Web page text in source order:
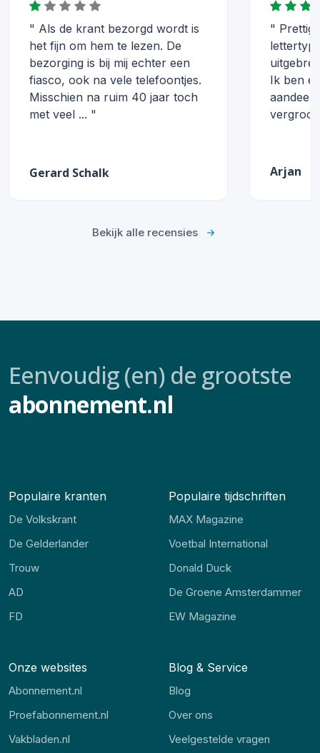
" Als de krant bezorgd wordt is
het fijn om hem te lezen. De
bezorging is bij mij echter een
fiasco, ook na vele telefoontjes.
Misschien na ruim 40 jaar toch
met veel ... "
Gerard Schalk
"
Ik ben
aandeel
Arjan
Bekijk alle recensies
Eenvoudig (en) de grootste
abonnement.nl
Populaire kranten
De Volkskrant
De Gelderlander
Trouw
AD
FD
Populaire tijdschriften
MAX Magazine
Voetbal International
Donald Duck
De Groene Amsterdammer
EW Magazine
Onze websites
Abonnement.nl
Proefabonnement.nl
Vakbladen.nl
Blog & Service
Blog
Over ons
Veelgestelde vragen